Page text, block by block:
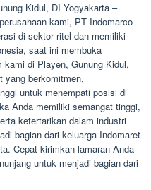
Kidul, DI Yogyakarta –
kami, PT Indomarco
di sektor ritel dan memiliki
saat ini membuka
kami di Playen, Gunung Kidul,
yang berkomitmen,
untuk menempati posisi di
Anda memiliki semangat tinggi,
ketertarikan dalam industri
bagian dari keluarga Indomaret
Cepat kirimkan lamaran Anda
untuk menjadi bagian dari